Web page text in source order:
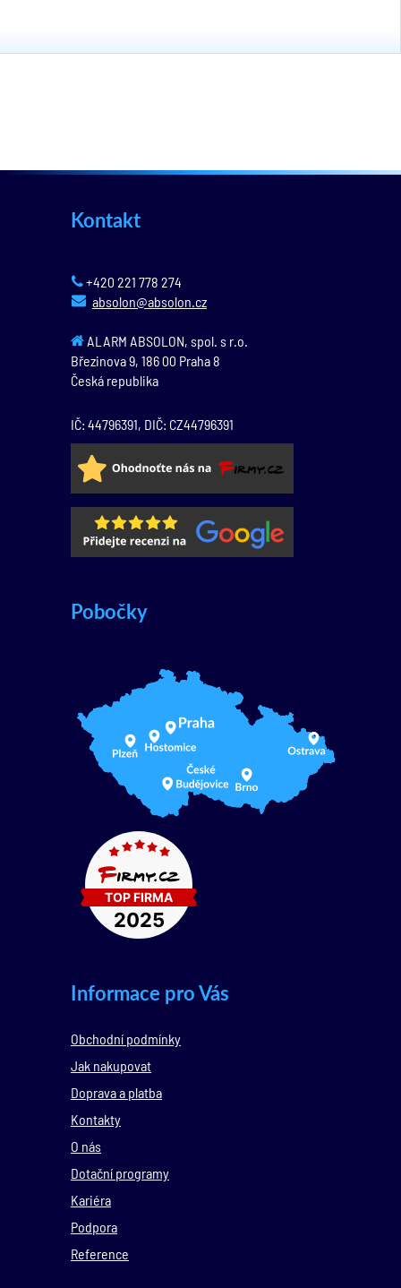
Kontakt
+420 221 778 274
absolon@absolon.cz
ALARM ABSOLON, spol. s r.o.
Březinova 9, 186 00 Praha 8
Česká republika
IČ: 44796391, DIČ: CZ44796391
Pobočky
Informace pro Vás
Obchodní podmínky
Jak nakupovat
Doprava a platba
Kontakty
O nás
Dotační programy
Kariéra
Podpora
Reference